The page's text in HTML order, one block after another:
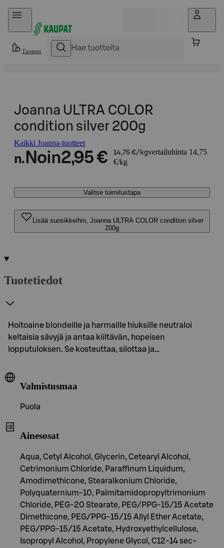
Hyppää sisältöön
Tuotteet
Joanna ULTRA COLOR
condition silver 200g
Kaikki Joanna-tuotteet
n. Noin2,95 € 14,75 €/kgvertailuhinta 14,75
€/kg
Valitse toimitustapa
Lisää suosikkeihin, Joanna ULTRA COLOR condition silver
200g
Tuotetiedot
Hoitoaine blondeille ja harmaille hiuksille neutraloi
keltaisia sävyjä ja antaa kiiltävän, hopeisen
lopputuloksen. Se kosteuttaa, silottaa ja…
Valmistusmaa
Puola
Ainesosat
Aqua, Cetyl Alcohol, Glycerin, Cetearyl Alcohol,
Cetrimonium Chloride, Paraffinum Liquidum,
Amodimethicone, Stearalkonium Chloride,
Polyquaternium-10, Palmitamidopropyltrimonium
Chloride, PEG-20 Stearate, PEG/PPG-15/15 Acetate
Dimethicone, PEG/PPG-15/15 Allyl Ether Acetate,
PEG/PPG-15/15 Acetate, Hydroxyethylcellulose,
Isopropyl Alcohol, Propylene Glycol, C12-14 sec-